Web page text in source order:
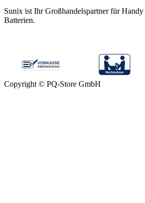
Sunix ist Ihr Großhandelspartner für
Batterien.
Copyright © PQ-Store GmbH